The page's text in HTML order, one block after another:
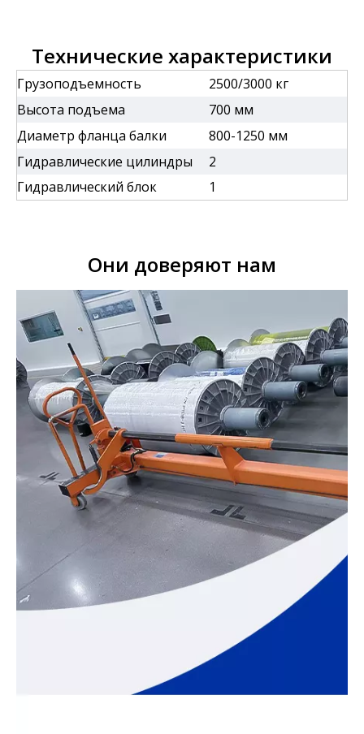
Технические характеристики
Грузоподъемность
2500/3000 кг
Высота подъема
700 мм
Диаметр фланца балки
800-1250 мм
Гидравлические цилиндры
2
Гидравлический блок
1
Они доверяют нам